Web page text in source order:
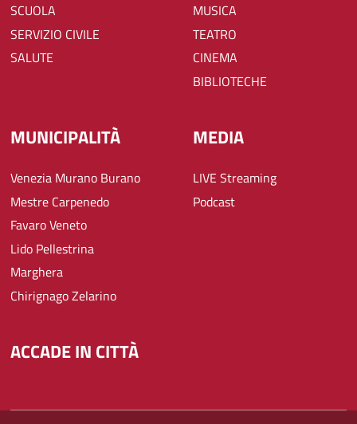
SCUOLA
SERVIZIO CIVILE
SALUTE
MUSICA
TEATRO
CINEMA
BIBLIOTECHE
MUNICIPALITÀ
Venezia Murano Burano
Mestre Carpenedo
Favaro Veneto
Lido Pellestrina
Marghera
Chirignago Zelarino
MEDIA
LIVE Streaming
Podcast
ACCADE IN CITTÀ